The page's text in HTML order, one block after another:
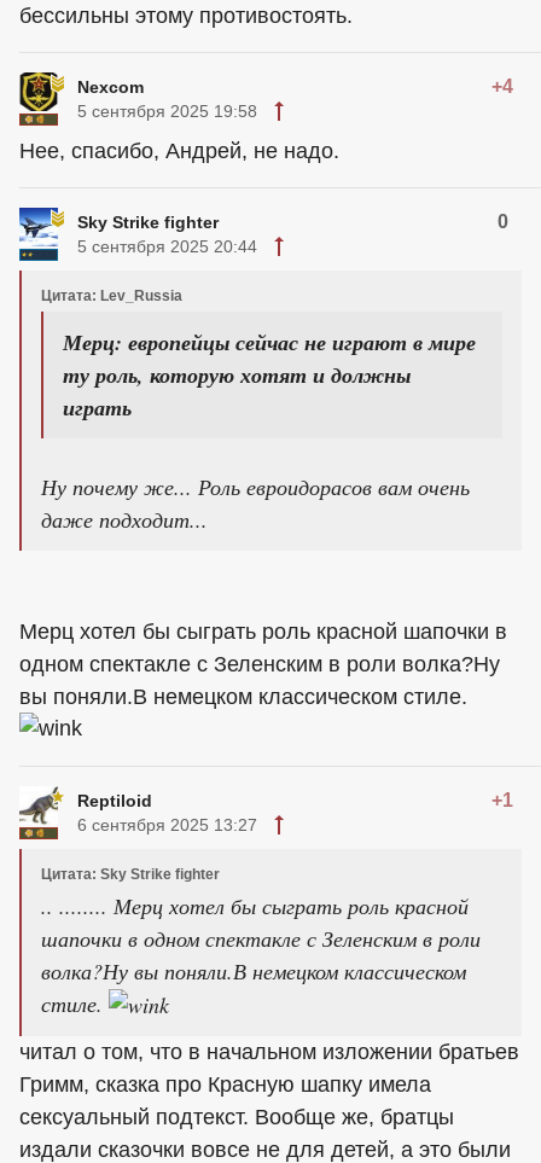
бессильны этому противостоять.
Nexcom +4
5 сентября 2025 19:58
Нее, спасибо, Андрей, не надо.
Sky Strike fighter 0
5 сентября 2025 20:44
Цитата: Lev_Russia
Мерц: европейцы сейчас не играют в мире
ту роль, которую хотят и должны
играть
Ну почему же... Роль евроидорасов вам очень
даже подходит...
Мерц хотел бы сыграть роль красной шапочки в
одном спектакле с Зеленским в роли волка?Ну
вы поняли.В немецком классическом стиле.
Reptiloid +1
6 сентября 2025 13:27
Цитата: Sky Strike fighter
.. ........ Мерц хотел бы сыграть роль красной
шапочки в одном спектакле с Зеленским в роли
волка?Ну вы поняли.В немецком классическом
стиле.
читал о том, что в начальном изложении братьев
Гримм, сказка про Красную шапку имела
сексуальный подтекст. Вообще же, братцы
издали сказочки вовсе не для детей, а это были